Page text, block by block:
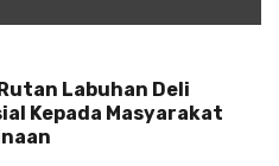
Labuhan Deli
Kepada Masyarakat